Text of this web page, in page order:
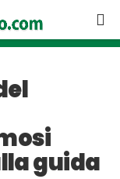
guida